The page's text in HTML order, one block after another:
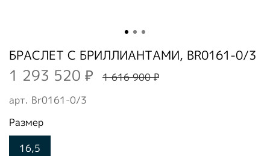
арт. Br0161-0/3
БРАСЛЕТ С БРИЛЛИАНТАМИ, BR0161-0/3
1 293 520 ₽ 1 616 900 ₽
Размер
16,5